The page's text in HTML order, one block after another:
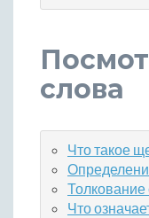
слова
Что такое
Что